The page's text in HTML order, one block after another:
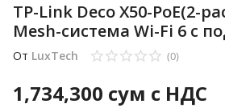
TP-Link Deco X50-PoE(2-
Mesh-система Wi-Fi 6 с
От LuxTech (0)
1,734,300 сум с НДС